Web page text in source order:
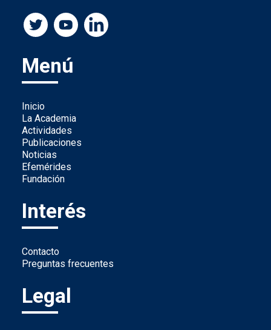
Menú
Inicio
La Academia
Actividades
Publicaciones
Noticias
Efemérides
Fundación
Interés
Contacto
Preguntas frecuentes
Legal